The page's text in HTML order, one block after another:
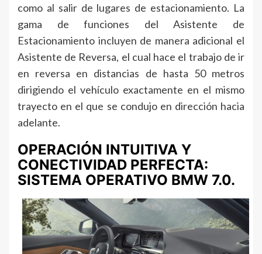
como al salir de lugares de estacionamiento. La
gama de funciones del Asistente de
Estacionamiento incluyen de manera adicional el
Asistente de Reversa, el cual hace el trabajo de ir
en reversa en distancias de hasta 50 metros
dirigiendo el vehículo exactamente en el mismo
trayecto en el que se condujo en dirección hacia
adelante.
OPERACIÓN INTUITIVA Y
CONECTIVIDAD PERFECTA:
SISTEMA OPERATIVO BMW 7.0.